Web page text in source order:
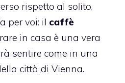
rispetto al solito,
per voi: il caffè
in casa è una vera
sentire come in una
città di Vienna.